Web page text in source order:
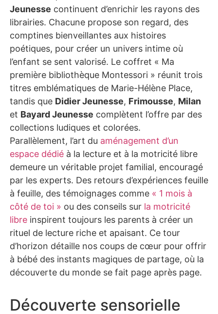
Jeunesse continuent d’enrichir les rayons des
librairies. Chacune propose son regard, des
comptines bienveillantes aux histoires
poétiques, pour créer un univers intime où
l’enfant se sent valorisé. Le coffret « Ma
première bibliothèque Montessori » réunit trois
titres emblématiques de Marie-Hélène Place,
tandis que Didier Jeunesse, Frimousse, Milan
et Bayard Jeunesse complètent l’offre par des
collections ludiques et colorées.
Parallèlement, l’art du aménagement d’un
espace dédié à la lecture et à la motricité libre
demeure un véritable projet familial, encouragé
par les experts. Des retours d’expériences feuille
à feuille, des témoignages comme « 1 mois à
côté de toi » ou des conseils sur la motricité
libre inspirent toujours les parents à créer un
rituel de lecture riche et apaisant. Ce tour
d’horizon détaille nos coups de cœur pour offrir
à bébé des instants magiques de partage, où la
découverte du monde se fait page après page.
Découverte sensorielle